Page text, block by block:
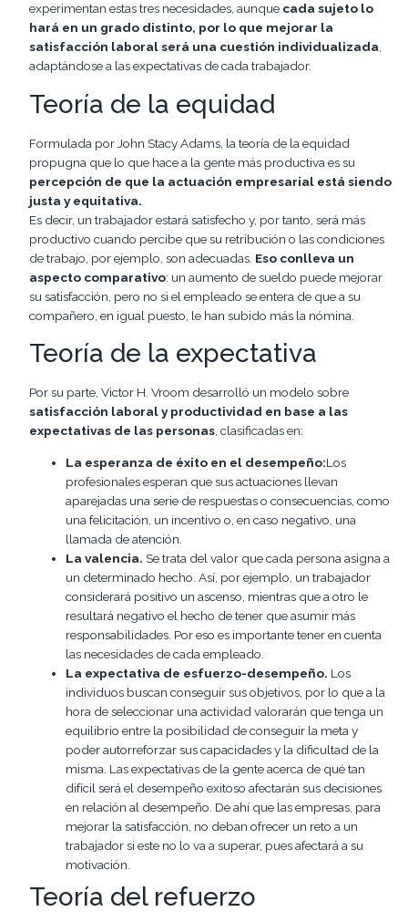
experimentan estas tres necesidades, aunque cada sujeto lo
hará en un grado distinto, por lo que mejorar la
satisfacción laboral será una cuestión individualizada,
adaptándose a las expectativas de cada trabajador.
Teoría de la equidad
Formulada por John Stacy Adams, la teoría de la equidad
propugna que lo que hace a la gente más productiva es su
percepción de que la actuación empresarial está siendo
justa y equitativa.
Es decir, un trabajador estará satisfecho y, por tanto, será más
productivo cuando percibe que su retribución o las condiciones
de trabajo, por ejemplo, son adecuadas. Eso conlleva un
aspecto comparativo: un aumento de sueldo puede mejorar
su satisfacción, pero no si el empleado se entera de que a su
compañero, en igual puesto, le han subido más la nómina.
Teoría de la expectativa
Por su parte, Victor H. Vroom desarrolló un modelo sobre
satisfacción laboral y productividad en base a las
expectativas de las personas , clasificadas en:
La esperanza de éxito en el desempeño:Los
profesionales esperan que sus actuaciones llevan
aparejadas una serie de respuestas o consecuencias, como
una felicitación, un incentivo o, en caso negativo, una
llamada de atención.
La valencia. Se trata del valor que cada persona asigna a
un determinado hecho. Así, por ejemplo, un trabajador
considerará positivo un ascenso, mientras que a otro le
resultará negativo el hecho de tener que asumir más
responsabilidades. Por eso es importante tener en cuenta
las necesidades de cada empleado.
La expectativa de esfuerzo-desempeño. Los
individuos buscan conseguir sus objetivos, por lo que a la
hora de seleccionar una actividad valorarán que tenga un
equilibrio entre la posibilidad de conseguir la meta y
poder autorreforzar sus capacidades y la dificultad de la
misma. Las expectativas de la gente acerca de qué tan
difícil será el desempeño exitoso afectarán sus decisiones
en relación al desempeño. De ahí que las empresas, para
mejorar la satisfacción, no deban ofrecer un reto a un
trabajador si este no lo va a superar, pues afectará a su
motivación.
Teoría del refuerzo